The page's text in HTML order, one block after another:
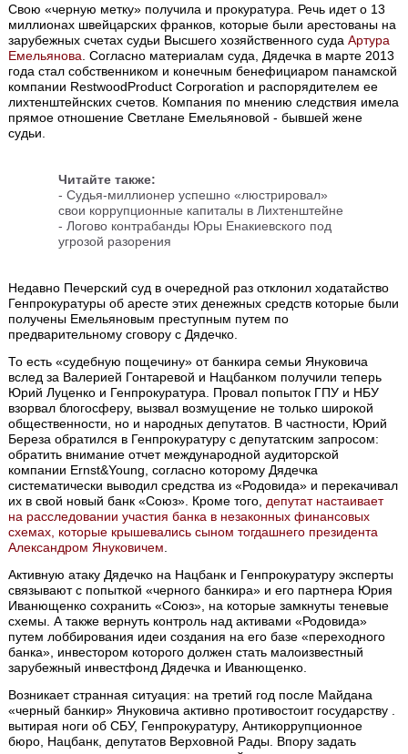
Свою «черную метку» получила и прокуратура. Речь идет о 13
миллионах швейцарских франков, которые были арестованы на
зарубежных счетах судьи Высшего хозяйственного судаАртура
Емельянова . Согласно материалам суда, Дядечка в марте 2013
года стал собственником и конечным бенефициаром панамской
компании RestwoodProduct Corporation и распорядителем ее
лихтенштейнских счетов. Компания по мнению следствия имела
прямое отношение Светлане Емельяновой - бывшей жене
судьи.
Читайте также:
-Судья-миллионер успешно «люстрировал»
свои коррупционные капиталы в Лихтенштейне
- Логово контрабанды Юры Енакиевского под
угрозой разорения
Недавно Печерский суд в очередной раз отклонил ходатайство
Генпрокуратуры об аресте этих денежных средств которые были
получены Емельяновым преступным путем по
предварительному сговору с Дядечко.
То есть «судебную пощечину» от банкира семьи Януковича
вслед за Валерией Гонтаревой и Нацбанком получили теперь
Юрий Луценко и Генпрокуратура. Провал попыток ГПУ и НБУ
взорвал блогосферу, вызвал возмущение не только широкой
общественности, но и народных депутатов. В частности, Юрий
Береза обратился в Генпрокуратуру с депутатским запросом:
обратить внимание отчет международной аудиторской
компании Ernst&Young, согласно которому Дядечка
систематически выводил средства из «Родовида» и перекачивал
их в свой новый банк «Союз». Кроме того, депутат настаивает
на расследовании участия банка в незаконных финансовых
схемах, которые крышевались сыном тогдашнего президента
Александром Януковичем
Активную атаку Дядечко на Нацбанк и Генпрокуратуру эксперты
связывают с попыткой «черного банкира» и его партнера Юрия
Иванющенко сохранить «Союз», на которые замкнуты теневые
схемы. А также вернуть контроль над активами «Родовида»
путем лоббирования идеи создания на его базе «переходного
банка», инвестором которого должен стать малоизвестный
зарубежный инвестфонд Дядечка и Иванющенко.
Возникает странная ситуация: на третий год после Майдана
«черный банкир» Януковича активно противостоит государству .
вытирая ноги об СБУ, Генпрокуратуру, Антикоррупционное
бюро, Нацбанк, депутатов Верховной Рады. Впору задать